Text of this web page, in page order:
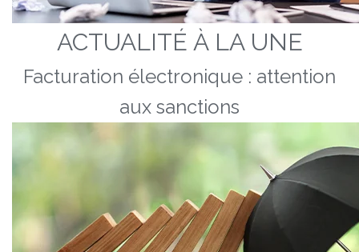
ACTUALITÉ À LA UNE
Facturation électronique : attention
aux sanctions